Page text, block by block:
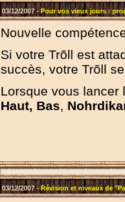
03/12/2007 -Pour vos vieux jours :
Nouvelle
Si votre Trõll est
succès, votre Trõll
Lorsque vous lancer
Haut, Bas,
03/12/2007 -Révision et niveaux de